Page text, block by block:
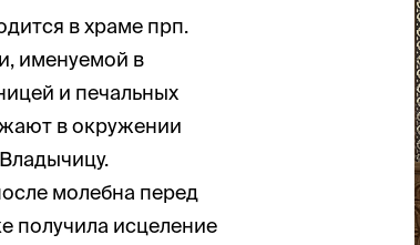
в храме прп.
именуемой в
и печальных
в окружении
молебна перед
получила исцеление